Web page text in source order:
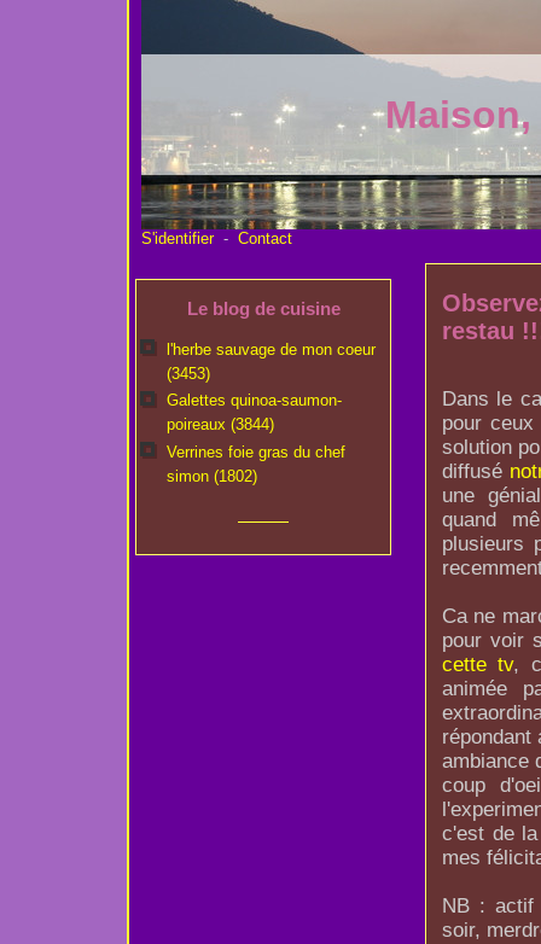
S'identifier - Contact
Le blog de cuisine
l'herbe sauvage de mon coeur
(3453)
Galettes quinoa-saumon-
poireaux (3844)
Verrines foie gras du chef
simon (1802)
restau
Dans le
pour
solution
diffusé
une
quand
plusieurs
Ca ne
pour voir
cette tv,
animée
répondant
ambiance
coup
c'est de
mes
NB : actif
soir,